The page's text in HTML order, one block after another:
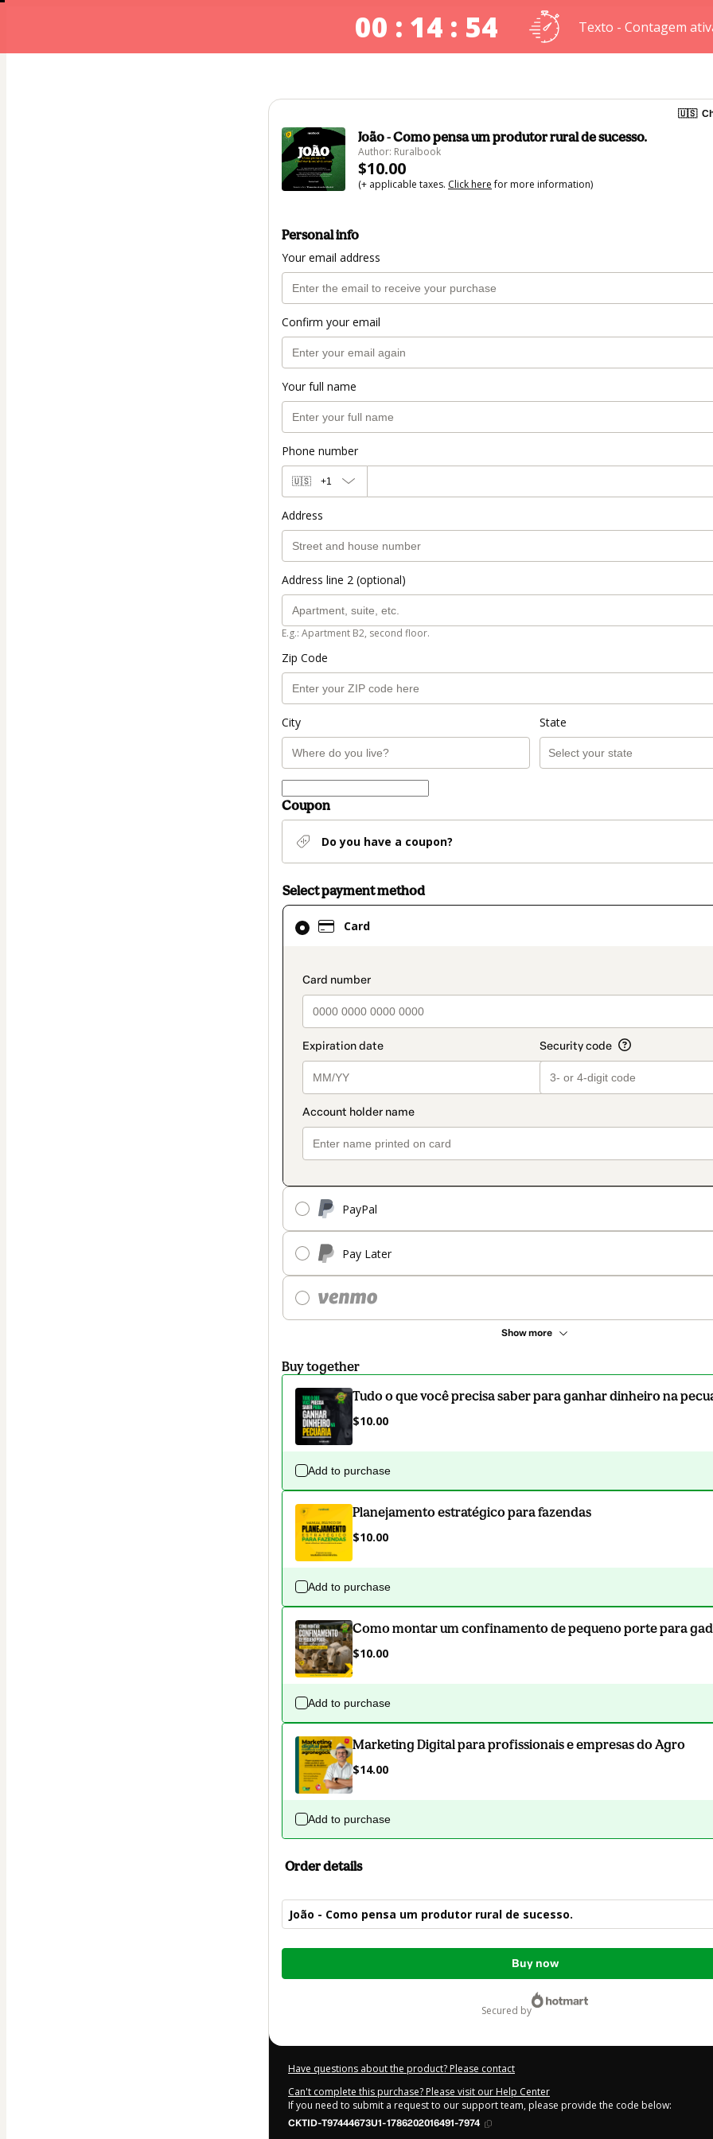
00 : 14 : 54 Texto - Contagem
🇺🇸
João - Como pensa um produtor rural de sucesso.
Author: Ruralbook
$10.00
(+ applicable taxes. Click herefor more information)
Personal info
Your email address
Confirm your email
Your full name
Phone number
🇺🇸 +1
Address
Address line 2 (optional)
E.g.: Apartment B2, second floor.
Zip Code
City State
Coupon
Do you have a coupon?
Select payment method
Card
payment_data.section_title_v2
PayPal
Pay Later
Show more
Card
selected
method
Buy together
Tudo o que você precisa saber para ganhar dinheiro na
$10.00
Add to purchase
Planejamento estratégico para fazendas
$10.00
Add to purchase
Como montar um confinamento de pequeno porte para
$10.00
Add to purchase
Marketing Digital para profissionais e empresas do Agro
$14.00
Add to purchase
Order details
João - Como pensa um produtor rural de sucesso.
Total
Buy now
secured by
Have questions about the product? Please contact
Can't complete this purchase? Please visit our Help Center
If you need to submit a request to our support team, please provide the code below:
CKTID-T97444673U1-1786202016491-7974